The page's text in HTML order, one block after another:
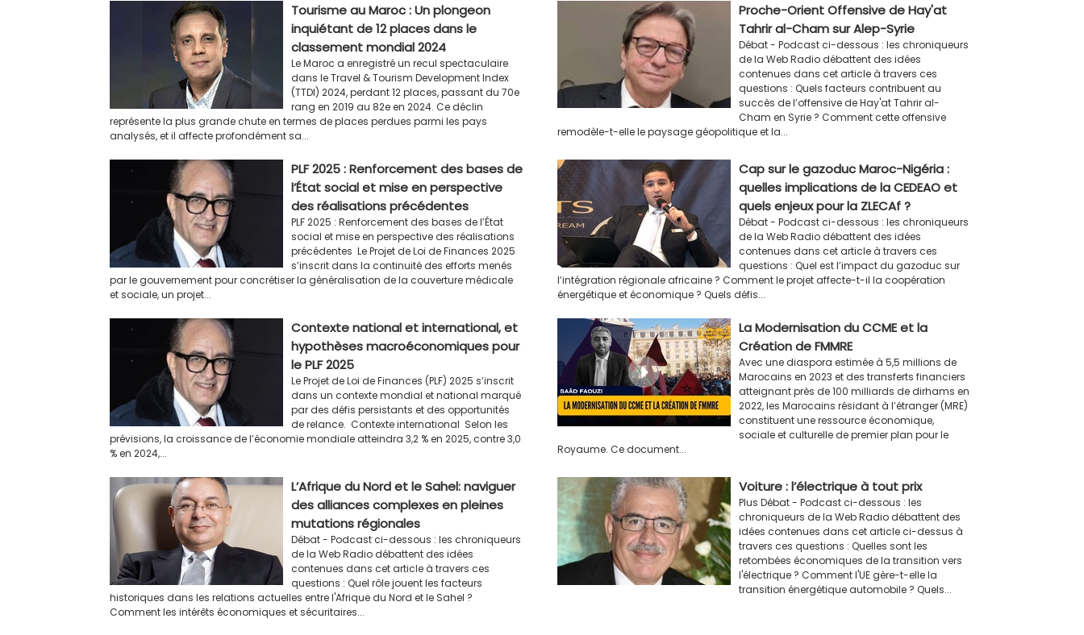
Tourisme au Maroc : Un plongeon
inquiétant de 12 places dans le
classement mondial 2024
Le Maroc a enregistré un recul spectaculaire
dans le Travel & Tourism Development Index
(TTDI) 2024, perdant 12 places, passant du 70e
rang en 2019 au 82e en 2024. Ce déclin
représente la plus grande chute en termes de places perdues parmi les pays
analysés, et il affecte profondément sa...
Proche-Orient Offensive de Hay'at
Tahrir al-Cham sur Alep-Syrie
Débat - Podcast ci-dessous : les chroniqueurs
de la Web Radio débattent des idées
contenues dans cet article à travers ces
questions : Quels facteurs contribuent au
succès de l’offensive de Hay'at Tahrir al-
Cham en Syrie ? Comment cette offensive
remodèle-t-elle le paysage géopolitique et la...
​PLF 2025 : Renforcement des bases de
l’État social et mise en perspective
des réalisations précédentes
PLF 2025 : Renforcement des bases de l’État
social et mise en perspective des réalisations
précédentes Le Projet de Loi de Finances 2025
s’inscrit dans la continuité des efforts menés
par le gouvernement pour concrétiser la généralisation de la couverture médicale
et sociale, un projet...
Cap sur le gazoduc Maroc-Nigéria :
quelles implications de la CEDEAO et
quels enjeux pour la ZLECAf ?
Débat - Podcast ci-dessous : les chroniqueurs
de la Web Radio débattent des idées
contenues dans cet article à travers ces
questions : Quel est l’impact du gazoduc sur
l’intégration régionale africaine ? Comment le projet affecte-t-il la coopération
énergétique et économique ? Quels défis...
Contexte national et international, et
hypothèses macroéconomiques pour
le PLF 2025
Le Projet de Loi de Finances (PLF) 2025 s’inscrit
dans un contexte mondial et national marqué
par des défis persistants et des opportunités
de relance. Contexte international Selon les
prévisions, la croissance de l’économie mondiale atteindra 3,2 % en 2025, contre 3,0
% en 2024,...
La Modernisation du CCME et la
Création de FMMRE
Avec une diaspora estimée à 5,5 millions de
Marocains en 2023 et des transferts financiers
atteignant près de 100 milliards de dirhams en
2022, les Marocains résidant à l’étranger (MRE)
constituent une ressource économique,
sociale et culturelle de premier plan pour le
Royaume. Ce document...
L’Afrique du Nord et le Sahel: naviguer
des alliances complexes en pleines
mutations régionales
Débat - Podcast ci-dessous : les chroniqueurs
de la Web Radio débattent des idées
contenues dans cet article à travers ces
questions : Quel rôle jouent les facteurs
historiques dans les relations actuelles entre l'Afrique du Nord et le Sahel ?
Comment les intérêts économiques et sécuritaires...
Voiture : l’électrique à tout prix
Plus Débat - Podcast ci-dessous : les
chroniqueurs de la Web Radio débattent des
idées contenues dans cet article ci-dessus à
travers ces questions : Quelles sont les
retombées économiques de la transition vers
l'électrique ? Comment l'UE gère-t-elle la
transition énergétique automobile ? Quels...